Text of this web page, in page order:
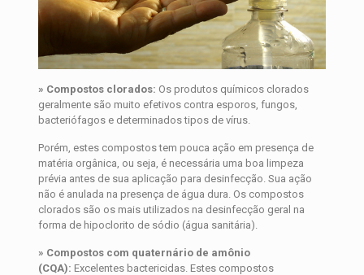
» Compostos clorados: Os produtos químicos clorados
geralmente são muito efetivos contra esporos, fungos,
bacteriófagos e determinados tipos de vírus.
Porém, estes compostos tem pouca ação em presença de
matéria orgânica, ou seja, é necessária uma boa limpeza
prévia antes de sua aplicação para desinfecção. Sua ação
não é anulada na presença de água dura. Os compostos
clorados são os mais utilizados na desinfecção geral na
forma de hipoclorito de sódio (água sanitária).
» Compostos com quaternário de amônio
(CQA): Excelentes bactericidas. Estes compostos